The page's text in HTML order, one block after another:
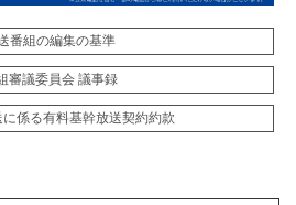
番組の編集の基準
審議委員会 議事録
係る有料基幹放送契約約款